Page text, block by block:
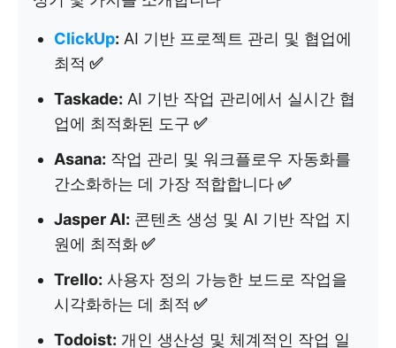
ClickUp: AI 기반 프로젝트 관리 및 협업에
최적 ✅
Taskade: AI 기반 작업 관리에서 실시간 협
업에 최적화된 도구 ✅
Asana: 작업 관리 및 워크플로우 자동화를
간소화하는 데 가장 적합합니다✅
Jasper AI: 콘텐츠 생성 및 AI 기반 작업 지
원에 최적화✅
Trello: 사용자 정의 가능한 보드로 작업을
시각화하는 데 최적 ✅
Todoist: 개인 생산성 및 체계적인 작업 일